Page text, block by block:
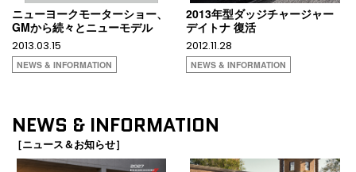
ニューヨークモーターショー、
GMから続々とニューモデル
2013.03.15
NEWS & INFORMATION
2013年型ダッジチャージャー
デイトナ 復活
2012.11.28
NEWS & INFORMATION
NEWS & INFORMATION
［ニュース＆お知らせ］